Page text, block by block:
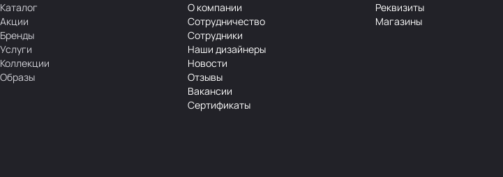
Каталог
Акции
Бренды
Услуги
Коллекции
Образы
О компании
Сотрудничество
Сотрудники
Наши дизайнеры
Новости
Отзывы
Вакансии
Сертификаты
Реквизиты
Магазины